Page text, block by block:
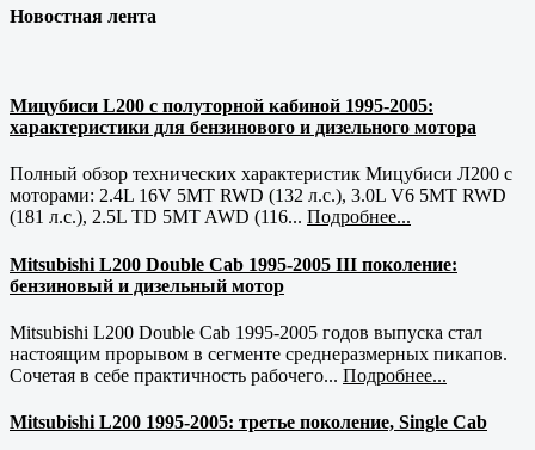
Новостная лента
Мицубиси L200 с полуторной кабиной 1995-2005:
характеристики для бензинового и дизельного мотора
Полный обзор технических характеристик Мицубиси Л200 с
моторами: 2.4L 16V 5MT RWD (132 л.с.), 3.0L V6 5MT RWD
(181 л.с.), 2.5L TD 5MT AWD (116... Подробнее...
Mitsubishi L200 Double Cab 1995-2005 III поколение:
бензиновый и дизельный мотор
Mitsubishi L200 Double Cab 1995-2005 годов выпуска стал
настоящим прорывом в сегменте среднеразмерных пикапов.
Сочетая в себе практичность рабочего... Подробнее...
Mitsubishi L200 1995-2005: третье поколение, Single Cab